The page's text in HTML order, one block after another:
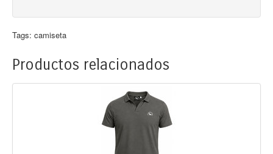
Tags: camiseta
Productos relacionados